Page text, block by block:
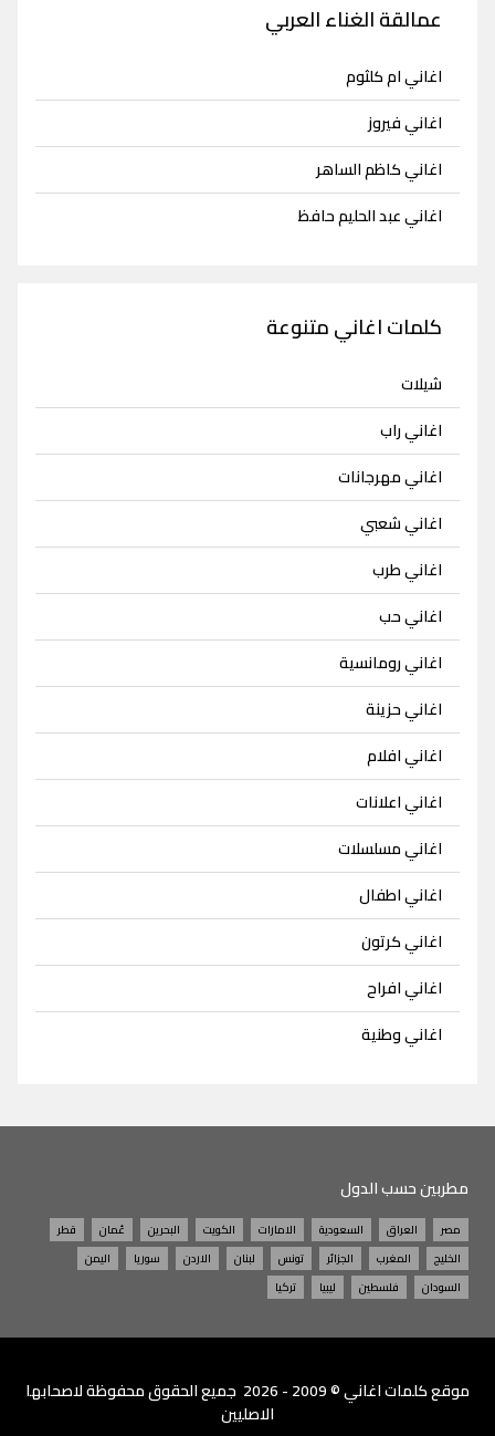
عمالقة الغناء العربي
اغاني ام كلثوم
اغاني فيروز
اغاني كاظم الساهر
اغاني عبد الحليم حافظ
كلمات اغاني متنوعة
شيلات
اغاني راب
اغاني مهرجانات
اغاني شعبي
اغاني طرب
اغاني حب
اغاني رومانسية
اغاني حزينة
اغاني افلام
اغاني اعلانات
اغاني مسلسلات
اغاني اطفال
اغاني كرتون
اغاني افراح
اغاني وطنية
مطربين حسب الدول
مصر العراق السعودية الامارات الكويت البحرين عُمان
قطر
الخليج
المغرب الجزائر تونس لبنان الاردن سوريا
اليمن
السودان
فلسطين ليبيا تركيا
موقعكلمات اغاني
© 2009 - 2026 جميع الحقوق محفوظة لاصحابها
الاصليين